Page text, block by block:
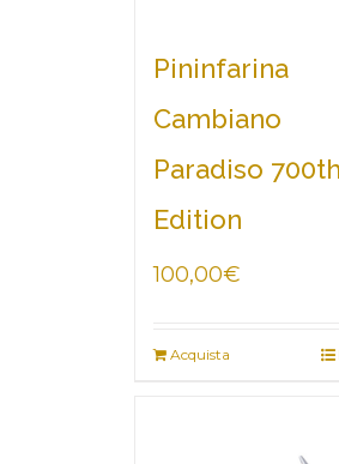
Pininfarina
Cambiano
Paradiso 700th
Edition
100,00€
Acquista